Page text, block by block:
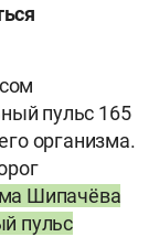
пульс 165
организма.
Шипачёва
пульс